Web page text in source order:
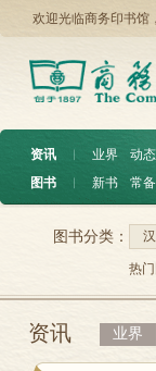
欢迎光临商务印书馆，
资讯 ︱ 业界 动态
图书
︱ 新书 常备
图书分类：
热门
资讯 业界